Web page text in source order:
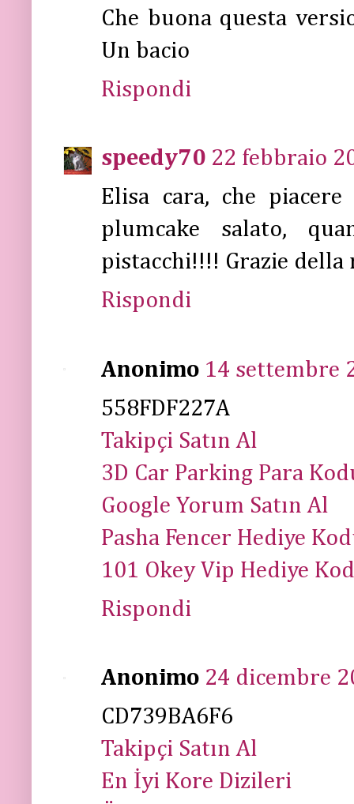
Che buona questa
Un bacio
Rispondi
speedy70 22 febbraio
Elisa cara, che
plumcake salato,
pistacchi!!!! Grazie
Rispondi
Anonimo 14 settembre
558FDF227A
Takipçi Satın Al
3D Car Parking Para
Google Yorum Satın Al
Pasha Fencer Hediye
101 Okey Vip Hediye
Rispondi
Anonimo 24 dicembre
CD739BA6F6
Takipçi Satın Al
En İyi Kore Dizileri